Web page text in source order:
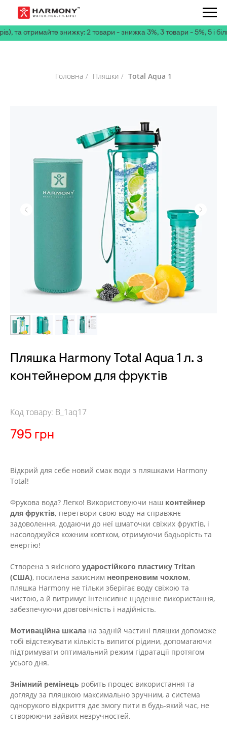
отримайте знижку: 2 товари - знижка 3%, 3 товари - 5%, 5 і більше
Головна / Пляшки / Total Aqua 1
Пляшка Harmony Total Aqua 1 л. з
контейнером для фруктів
Код товару: B_1aq17
795 грн
Відкрий для себе новий смак води з пляшками Harmony
Total!
Фрукова вода? Легко! Використовуючи наш контейнер
для фруктів, перетвори свою воду на справжнє
задоволення, додаючи до неї шматочки свіжих фруктів, і
насолоджуйся кожним ковтком, отримуючи бадьорість та
енергію!
Створена з якісного ударостійкого пластику Tritan
(США), посилена захисним неопреновим чохлом,
пляшка Harmony не тільки зберігає воду свіжою та
чистою, а й витримує інтенсивне щоденне використання,
забезпечуючи довговічність і надійність.
Мотиваційна шкала на задній частині пляшки допоможе
тобі відстежувати кількість випитої рідини, допомагаючи
підтримувати оптимальний режим гідратації протягом
усього дня.
Знімний ремінець робить процес використання та
догляду за пляшкою максимально зручним, а система
однорукого відкриття дає змогу пити в будь-який час, не
створюючи зайвих незручностей.